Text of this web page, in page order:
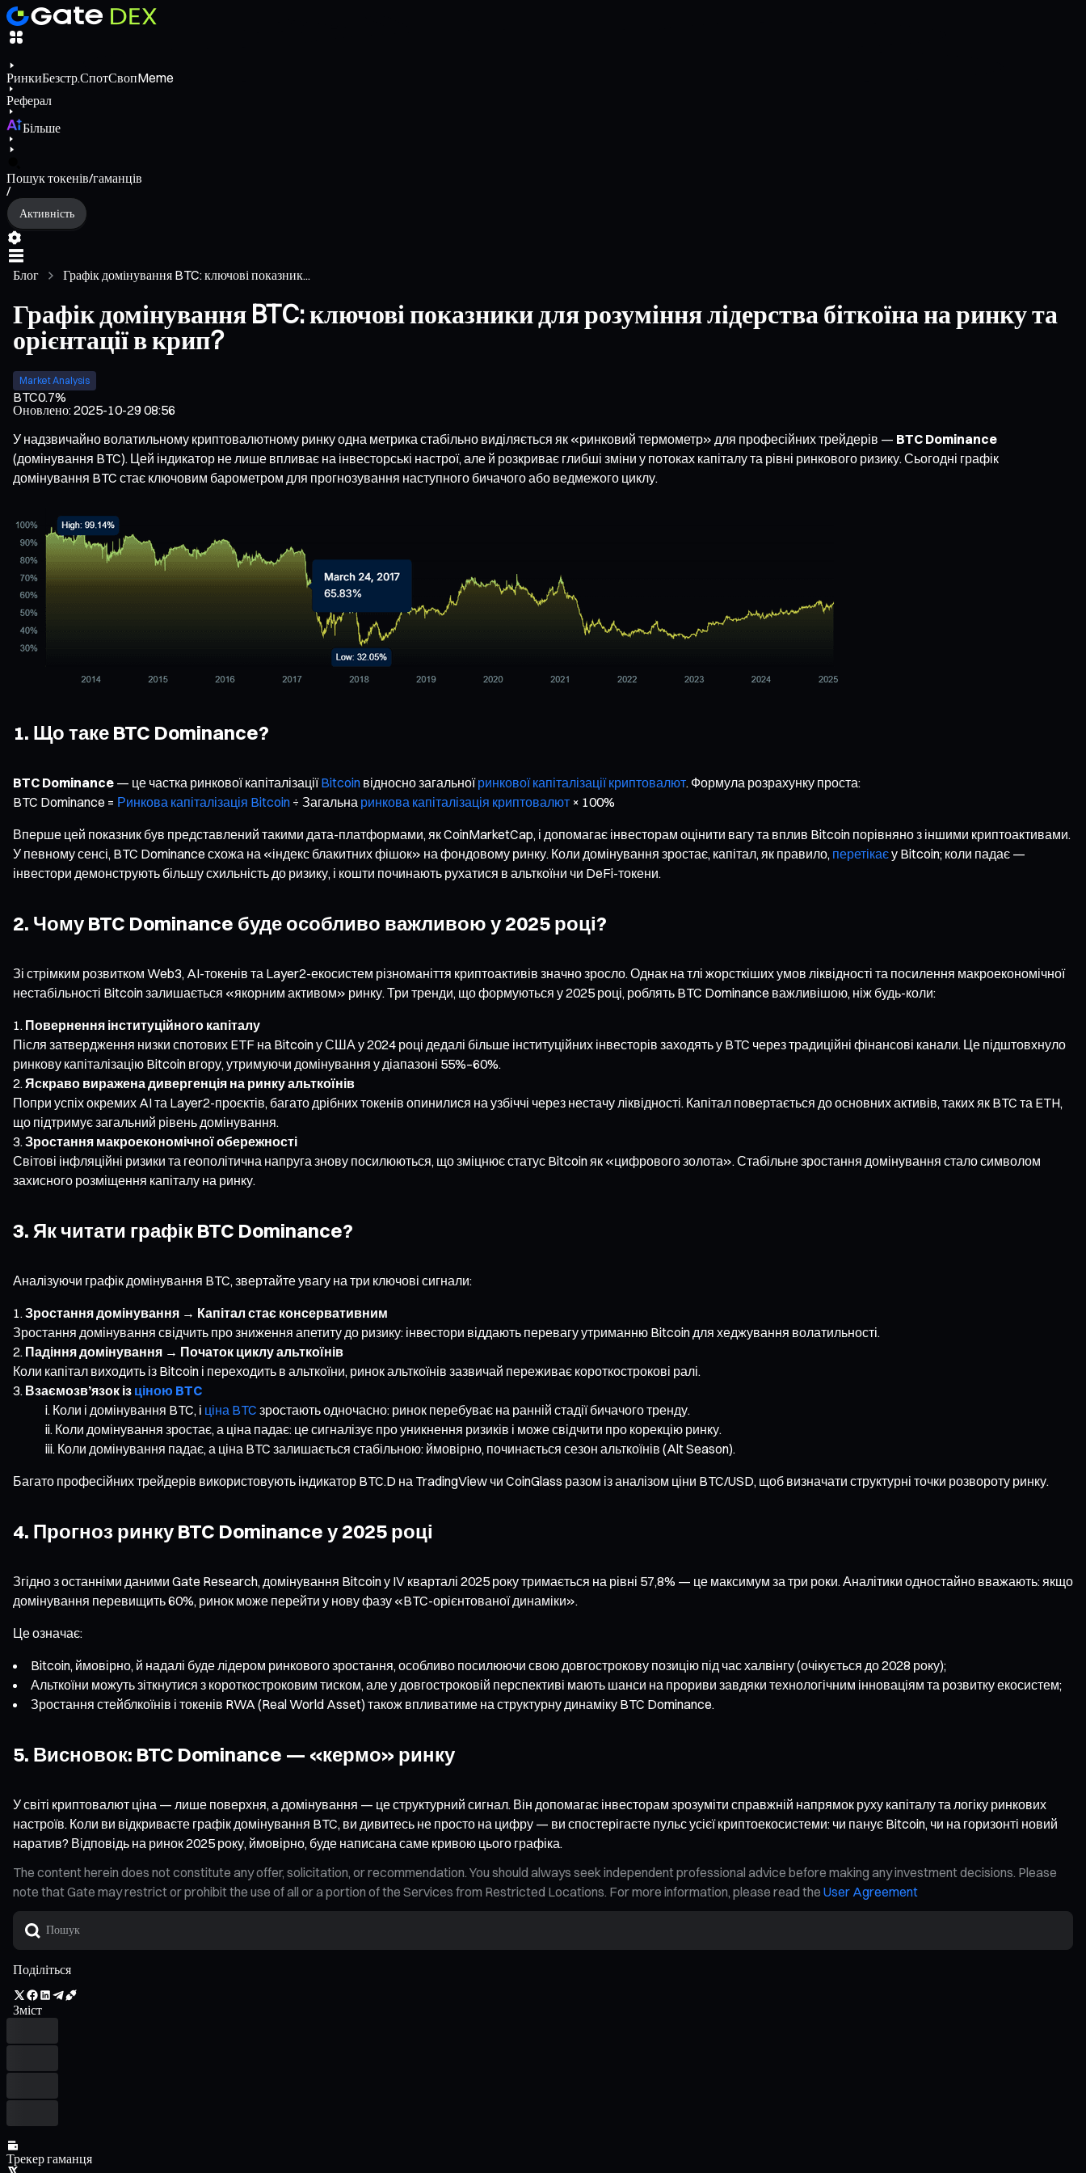
РинкиБезстр.СпотСвопMeme
Реферал
Більше
Пошук токенів/гаманців
/
Активність
Блог Графік домінування BTC: ключові показник...
Графік домінування BTC: ключові показники для розуміння лідерства біткоїна на ринку та
орієнтації в крип?
Market Analysis
BTC0.7%
Оновлено:2025-10-29 08:56
У надзвичайно волатильному криптовалютному ринку одна метрика стабільно виділяється як «ринковий термометр» для професійних трейдерів — BTC Dominance
(домінування BTC). Цей індикатор не лише впливає на інвесторські настрої, але й розкриває глибші зміни у потоках капіталу та рівні ринкового ризику. Сьогодні графік
домінування BTC стає ключовим барометром для прогнозування наступного бичачого або ведмежого циклу.
1. Що таке BTC Dominance?
BTC Dominance — це частка ринкової капіталізаціїBitcoin відносно загальноїринкової капіталізації криптовалют. Формула розрахунку проста:
BTC Dominance = Ринкова капіталізація Bitcoin ÷ Загальна ринкова капіталізація криптовалют × 100%
Вперше цей показник був представлений такими дата-платформами, як CoinMarketCap, і допомагає інвесторам оцінити вагу та вплив Bitcoin порівняно з іншими криптоактивами.
У певному сенсі, BTC Dominance схожа на «індекс блакитних фішок» на фондовому ринку. Коли домінування зростає, капітал, як правило, перетікаєу Bitcoin; коли падає —
інвестори демонструють більшу схильність до ризику, і кошти починають рухатися в альткоїни чи DeFi-токени.
2. Чому BTC Dominance буде особливо важливою у 2025 році?
Зі стрімким розвитком Web3, AI-токенів та Layer2-екосистем різноманіття криптоактивів значно зросло. Однак на тлі жорсткіших умов ліквідності та посилення макроекономічної
нестабільності Bitcoin залишається «якорним активом» ринку. Три тренди, що формуються у 2025 році, роблять BTC Dominance важливішою, ніж будь-коли:
Повернення інституційного капіталу
Після затвердження низки спотових ETF на Bitcoin у США у 2024 році дедалі більше інституційних інвесторів заходять у BTC через традиційні фінансові канали. Це підштовхнуло
ринкову капіталізацію Bitcoin вгору, утримуючи домінування у діапазоні 55%–60%.
Яскраво виражена дивергенція на ринку альткоїнів
Попри успіх окремих AI та Layer2-проєктів, багато дрібних токенів опинилися на узбіччі через нестачу ліквідності. Капітал повертається до основних активів, таких як BTC та ETH,
що підтримує загальний рівень домінування.
Зростання макроекономічної обережності
Світові інфляційні ризики та геополітична напруга знову посилюються, що зміцнює статус Bitcoin як «цифрового золота». Стабільне зростання домінування стало символом
захисного розміщення капіталу на ринку.
3. Як читати графік BTC Dominance?
Аналізуючи графік домінування BTC, звертайте увагу на три ключові сигнали:
Зростання домінування → Капітал стає консервативним
Зростання домінування свідчить про зниження апетиту до ризику: інвестори віддають перевагу утриманню Bitcoin для хеджування волатильності.
Падіння домінування → Початок циклу альткоїнів
Коли капітал виходить із Bitcoin і переходить в альткоїни, ринок альткоїнів зазвичай переживає короткострокові ралі.
Взаємозв’язок із ціною BTC
Коли і домінування BTC, і ціна BTC зростають одночасно: ринок перебуває на ранній стадії бичачого тренду.
Коли домінування зростає, а ціна падає: це сигналізує про уникнення ризиків і може свідчити про корекцію ринку.
Коли домінування падає, а ціна BTC залишається стабільною: ймовірно, починається сезон альткоїнів (Alt Season).
Багато професійних трейдерів використовують індикатор BTC.D на TradingView чи CoinGlass разом із аналізом ціни BTC/USD, щоб визначати структурні точки розвороту ринку.
4. Прогноз ринку BTC Dominance у 2025 році
Згідно з останніми даними Gate Research, домінування Bitcoin у IV кварталі 2025 року тримається на рівні 57,8% — це максимум за три роки. Аналітики одностайно вважають: якщо
домінування перевищить 60%, ринок може перейти у нову фазу «BTC-орієнтованої динаміки».
Це означає:
Bitcoin, ймовірно, й надалі буде лідером ринкового зростання, особливо посилюючи свою довгострокову позицію під час халвінгу (очікується до 2028 року);
Альткоїни можуть зіткнутися з короткостроковим тиском, але у довгостроковій перспективі мають шанси на прориви завдяки технологічним інноваціям та розвитку екосистем;
Зростання стейблкоїнів і токенів RWA (Real World Asset) також впливатиме на структурну динаміку BTC Dominance.
5. Висновок: BTC Dominance — «кермо» ринку
У світі криптовалют ціна — лише поверхня, а домінування — це структурний сигнал. Він допомагає інвесторам зрозуміти справжній напрямок руху капіталу та логіку ринкових
настроїв. Коли ви відкриваєте графік домінування BTC, ви дивитесь не просто на цифру — ви спостерігаєте пульс усієї криптоекосистеми: чи панує Bitcoin, чи на горизонті новий
наратив? Відповідь на ринок 2025 року, ймовірно, буде написана саме кривою цього графіка.
The content herein does not constitute any offer, solicitation, or recommendation. You should always seek independent professional advice before making any investment decisions. Please
note that Gate may restrict or prohibit the use of all or a portion of the Services from Restricted Locations. For more information, please read the User Agreement
Поділіться
Зміст
Трекер гаманця